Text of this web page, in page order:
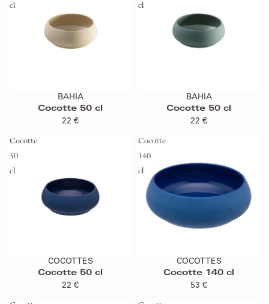
cl
BAHIA
Cocotte 50 cl
22 €
cl
BAHIA
Cocotte 50 cl
22 €
Cocotte
50
cl
COCOTTES
Cocotte 50 cl
22 €
Cocotte
140
cl
COCOTTES
Cocotte 140 cl
53 €